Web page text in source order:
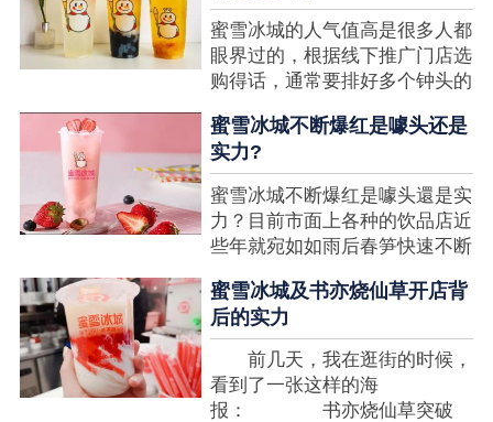
蜜雪冰城的人气值高是很多人都
眼界过的，根据线下推广门店选
购得话，通常要排好多个钟头的
想要排长队，为的便是那一杯令
人挂念的蜜雪冰城。顾客喜爱的
商品，投资者为什么会看不见在
其中的创业商机呢?许多投资者
都会了解我开一家蜜雪冰城要多
少钱?....
蜜雪冰城不断爆红是噱头还是
实力?
蜜雪冰城不断爆红是噱头還是实
力？目前市面上各种的饮品店近
些年就宛如如雨后春笋快速不断
有运营不小心便会被取代，由于
受年青人的喜爱，再加全国人民
的经济发展水准提升，奶茶饮品
行业发展趋势快速，因此 这一
制造行业有着十分....
蜜雪冰城及书亦烧仙草开店背
后的实力
前几天，我在逛街的时候，
看到了一张这样的海
报： 书亦烧仙草突破